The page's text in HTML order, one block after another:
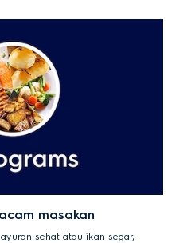
masakan
sehat atau ikan segar,